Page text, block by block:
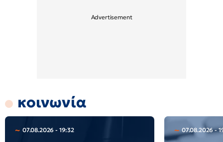
κοινωνία
07.08.2026 - 19:32 07.08.2026 -